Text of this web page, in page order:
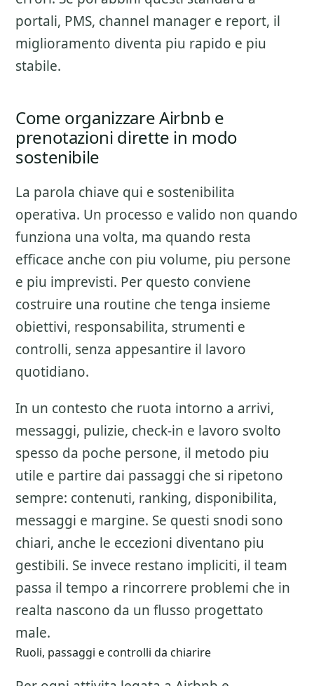
portali, PMS, channel manager e report, il
miglioramento diventa piu rapido e piu
stabile.
Come organizzare Airbnb e
prenotazioni dirette in modo
sostenibile
La parola chiave qui e sostenibilita
operativa. Un processo e valido non quando
funziona una volta, ma quando resta
efficace anche con piu volume, piu persone
e piu imprevisti. Per questo conviene
costruire una routine che tenga insieme
obiettivi, responsabilita, strumenti e
controlli, senza appesantire il lavoro
quotidiano.
In un contesto che ruota intorno a arrivi,
messaggi, pulizie, check-in e lavoro svolto
spesso da poche persone, il metodo piu
utile e partire dai passaggi che si ripetono
sempre: contenuti, ranking, disponibilita,
messaggi e margine. Se questi snodi sono
chiari, anche le eccezioni diventano piu
gestibili. Se invece restano impliciti, il team
passa il tempo a rincorrere problemi che in
realta nascono da un flusso progettato
male.
Ruoli, passaggi e controlli da chiarire